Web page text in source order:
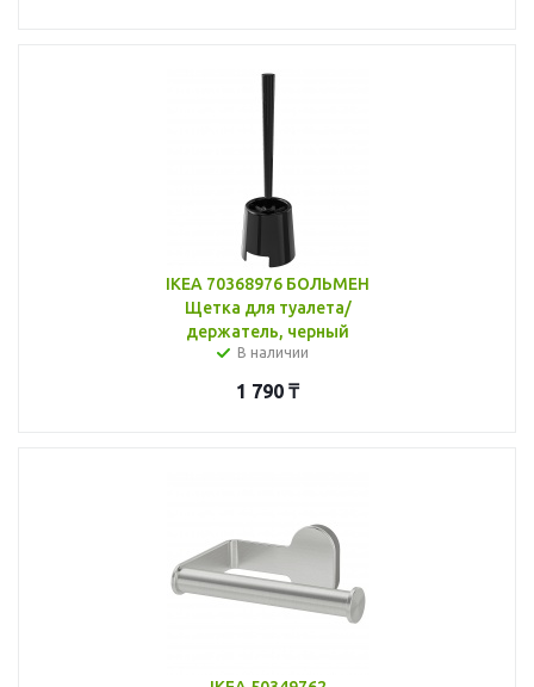
IKEA 70368976 БОЛЬМЕН
Щетка для туалета/
держатель, черный
В наличии
1 790 ₸